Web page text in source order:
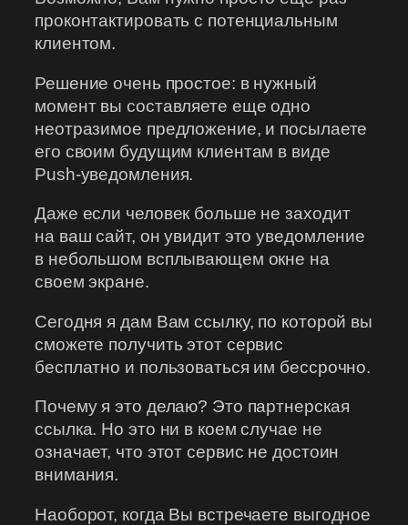
проконтактировать с потенциальным
клиентом.
Решение очень простое: в нужный
момент вы составляете еще одно
неотразимое предложение, и посылаете
его своим будущим клиентам в виде
Push-уведомления.
Даже если человек больше не заходит
на ваш сайт, он увидит это уведомление
в небольшом всплывающем окне на
своем экране.
Сегодня я дам Вам ссылку, по которой вы
сможете получить этот сервис
бесплатно и пользоваться им бессрочно.
Почему я это делаю? Это партнерская
ссылка. Но это ни в коем случае не
означает, что этот сервис не достоин
внимания.
Наоборот, когда Вы встречаете выгодное